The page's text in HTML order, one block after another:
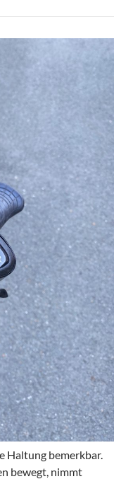
Haltung bemerkbar.
bewegt, nimmt